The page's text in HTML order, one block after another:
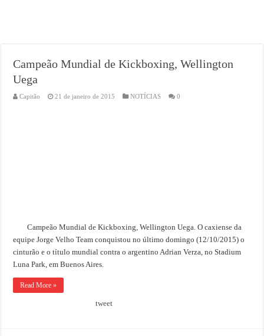
Campeão Mundial de Kickboxing, Wellington
Uega
Capitão 21 de janeiro de 2015 NOTÍCIAS 0
Campeão Mundial de Kickboxing, Wellington Uega. O caxiense da
equipe Jorge Velho Team conquistou no último domingo (12/10/2015) o
cinturão e o título mundial contra o argentino Adrian Verza, no Stadium
Luna Park, em Buenos Aires.
Read More »
tweet